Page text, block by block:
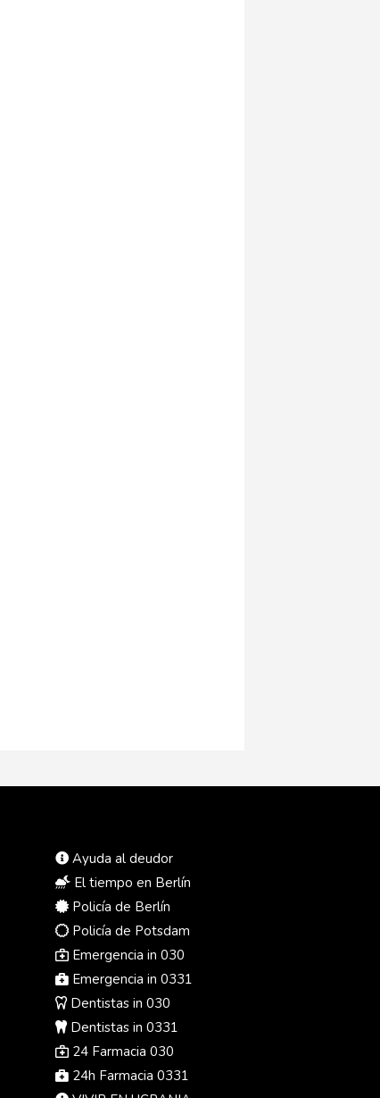
Ayuda al deudor
El tiempo en Berlín
Policía de Berlín
Policía de Potsdam
Emergencia in 030
Emergencia in 0331
Dentistas in 030
Dentistas in 0331
24 Farmacia 030
24h Farmacia 0331